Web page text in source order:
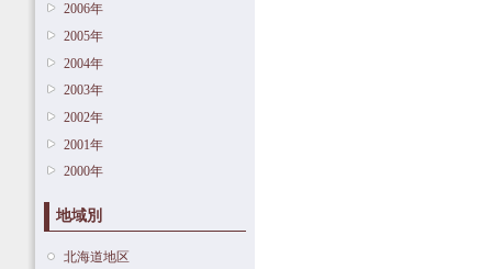
2006年
2005年
2004年
2003年
2002年
2001年
2000年
地域別
北海道地区